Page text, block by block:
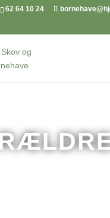
62 64 10 24